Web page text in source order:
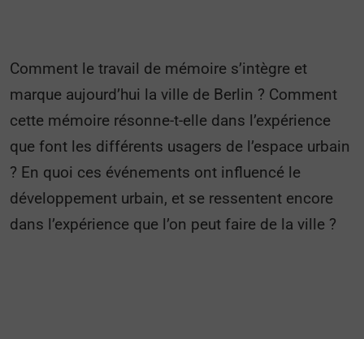
Comment le travail de mémoire s’intègre et
marque aujourd’hui la ville de Berlin ? Comment
cette mémoire résonne-t-elle dans l’expérience
que font les différents usagers de l’espace urbain
? En quoi ces événements ont influencé le
développement urbain, et se ressentent encore
dans l’expérience que l’on peut faire de la ville ?